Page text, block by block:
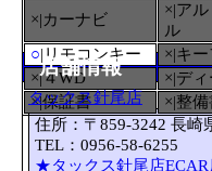
×|カーナビ
×|ア
ル
○|リモコンキー
×|キ
×|４WD
×|デ
×|保証書
×|整
店舗情報
タックス針尾店
住所：〒859-3242 長崎
TEL：0956-58-6255
★タックス針尾店ECAR